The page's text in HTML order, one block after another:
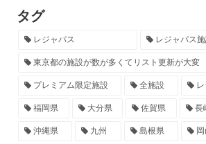
タグ
レジャパス レジャパス
東京都の施設が数が多くてリスト更新が大変
プレミアム限定施設 全施設 レ
福岡県 大分県 佐賀県 長
沖縄県 九州 島根県